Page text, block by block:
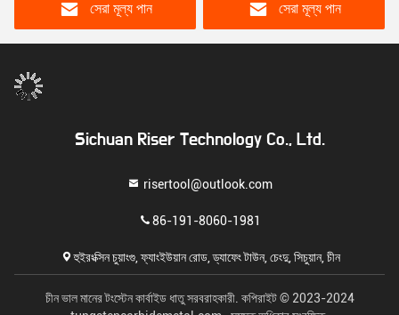
সেরা মূল্য পান সেরা মূল্য পান
Sichuan Riser Technology Co., Ltd.
risertool@outlook.com
86-191-8060-1981
হুইরংক্সিন চুয়াংগু, ফ্যাংইউয়ান রোড, ড্যাফেং টাউন, চেংদু, সিচুয়ান, চীন
চীন ভাল মানের টংস্টেন কার্বাইড ধাতু সরবরাহকারী. কপিরাইট © 2023-2024